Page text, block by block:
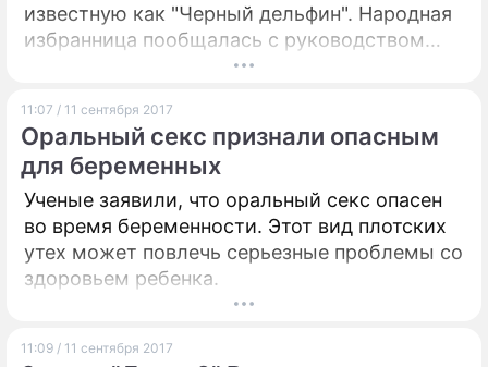
известную как "Черный дельфин". Народная
избранница пообщалась с руководством
учреждения и заключенными.
11:07 / 11 сентября 2017
Оральный секс признали опасным
для беременных
Ученые заявили, что оральный секс опасен
во время беременности. Этот вид плотских
утех может повлечь серьезные проблемы со
здоровьем ребенка.
11:09 / 11 сентября 2017